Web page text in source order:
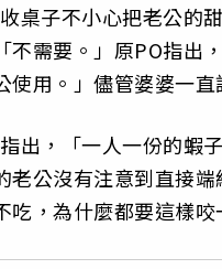
桌子不小心把老公的
不需要。」原PO指出
使用。」儘管婆婆一
出，「一人一份的蝦
老公沒有注意到直接
吃，為什麼都要這樣